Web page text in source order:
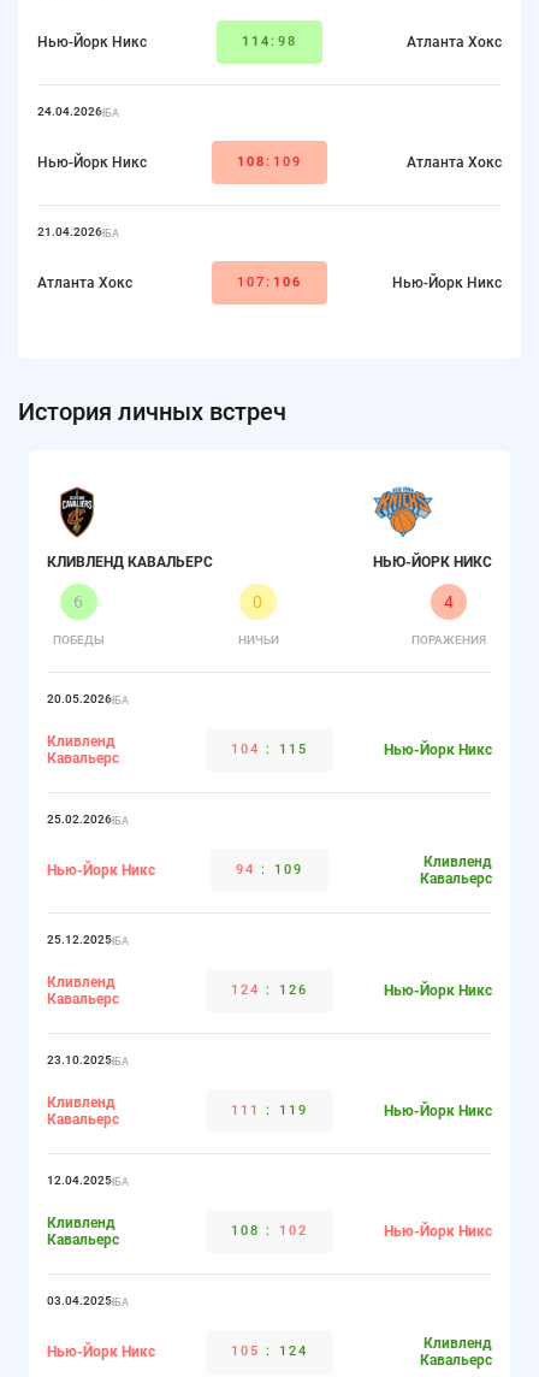
Нью-Йорк Никс 114:98 Атланта Хокс
24.04.2026НБА
Нью-Йорк Никс 108:109 Атланта Хокс
21.04.2026НБА
Атланта Хокс 107: 106 Нью-Йорк Никс
История личных встреч
КЛИВЛЕНД КАВАЛЬЕРС
6
ПОБЕДЫ
0
НИЧЬИ
4
ПОРАЖЕНИЯ
НЬЮ-ЙОРК НИКС
20.05.2026НБА
Кливленд
Кавальерс
104 : 115 Нью-Йорк Никс
25.02.2026НБА
Нью-Йорк Никс 94 : 109
Кливленд
Кавальерс
25.12.2025НБА
Кливленд
Кавальерс
124 : 126 Нью-Йорк Никс
23.10.2025НБА
Кливленд
Кавальерс
111 : 119 Нью-Йорк Никс
12.04.2025НБА
Кливленд
Кавальерс
108 : 102 Нью-Йорк Никс
03.04.2025НБА
Нью-Йорк Никс 105 : 124
Кливленд
Кавальерс